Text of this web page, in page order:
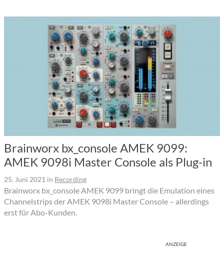
Brainworx bx_console AMEK 9099:
AMEK 9098i Master Console als Plug-in
25. Juni 2021 in Recording
Brainworx bx_console AMEK 9099 bringt die Emulation eines
Channelstrips der AMEK 9098i Master Console – allerdings
erst für Abo-Kunden.
ANZEIGE